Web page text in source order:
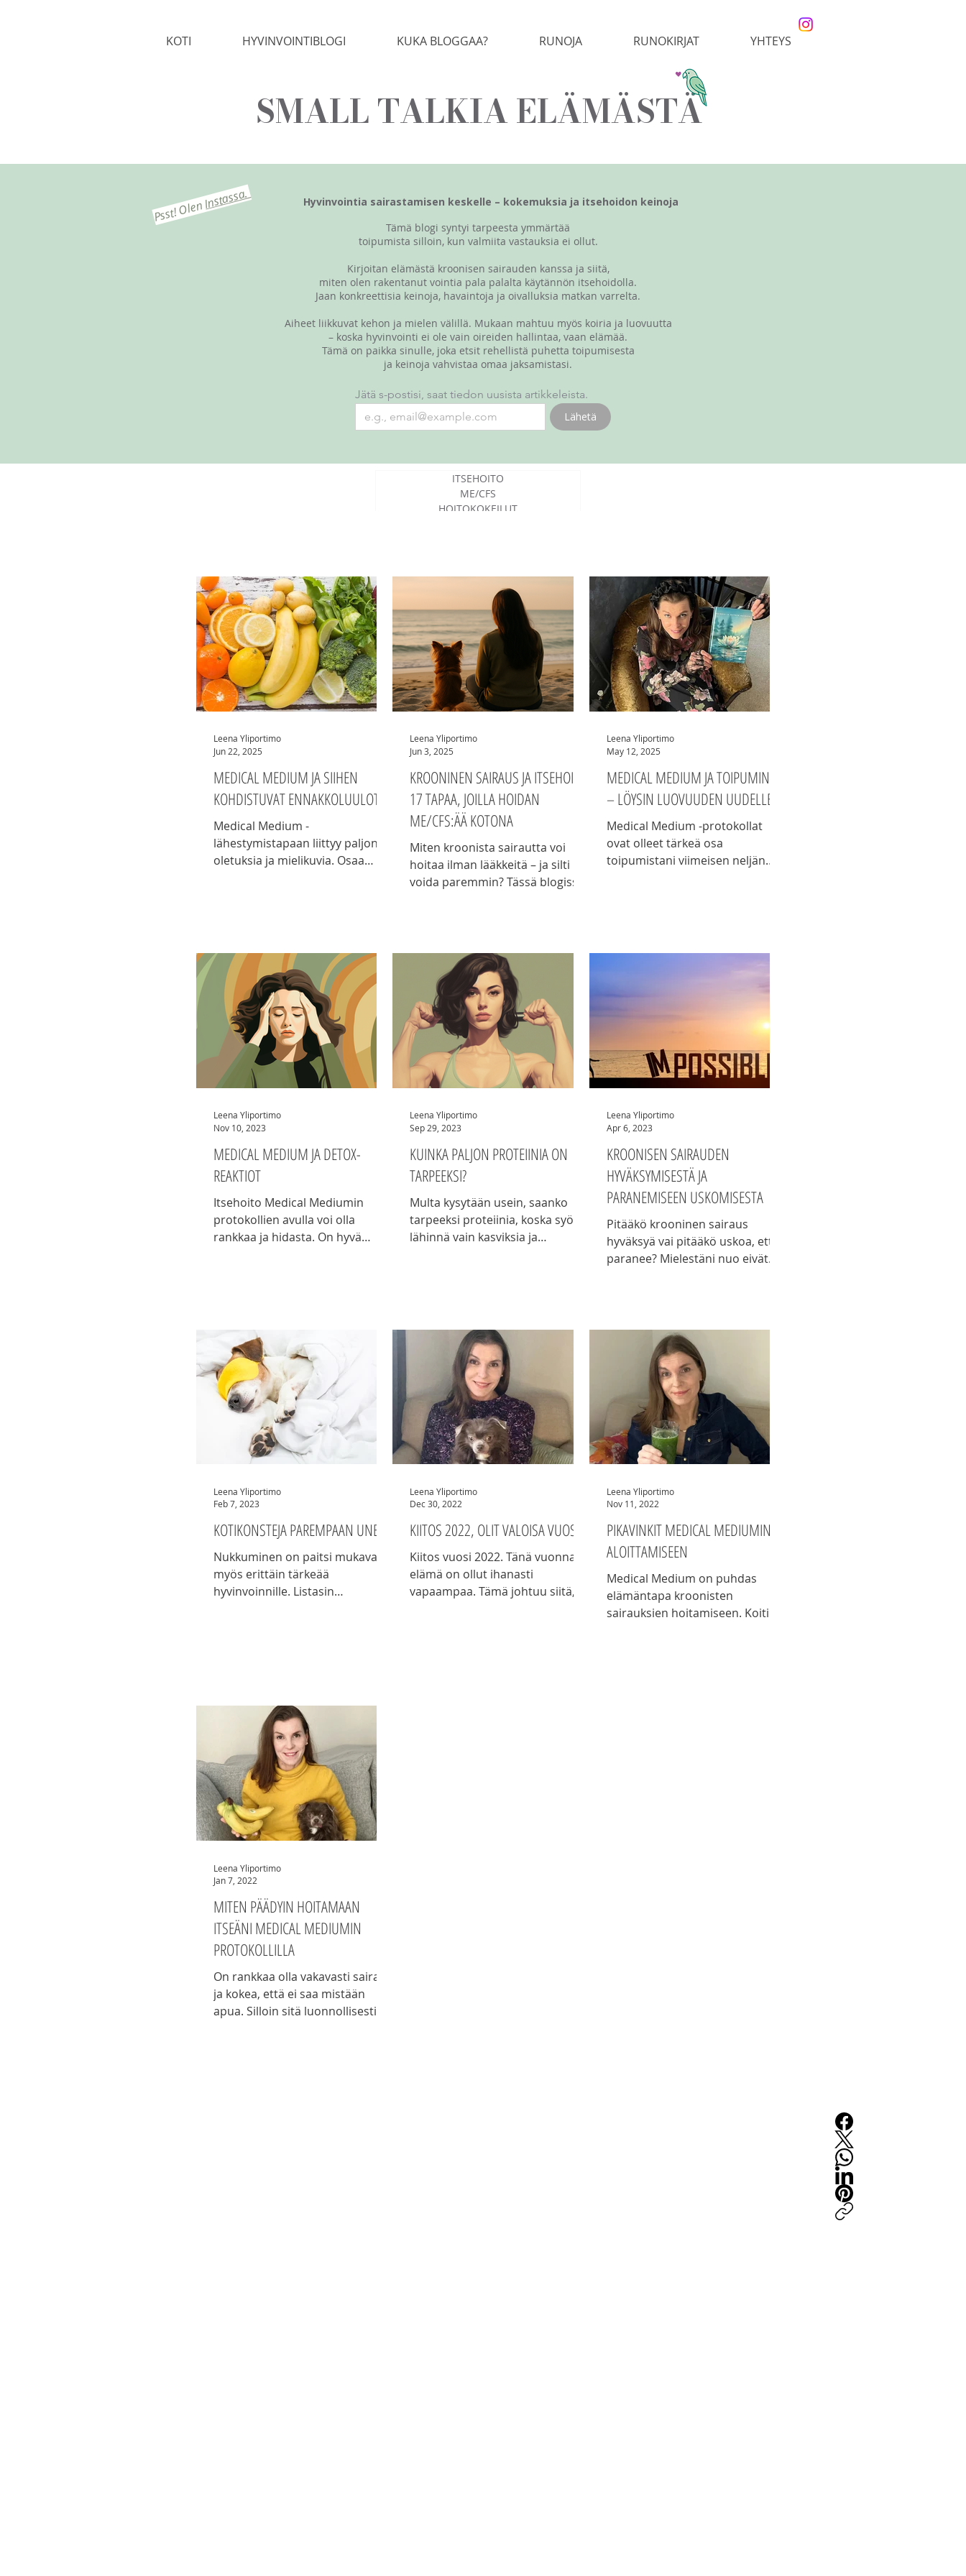
KOTI HYVINVOINTIBLOGI KUKA BLOGGAA? RUNOJA RUNOKIRJAT YHTEYS
SMALL TALKIA ELÄMÄSTÄ
Psst! OlenInstassa.
Tämä blogi syntyi tarpeesta ymmärtää
toipumista silloin, kun valmiita vastauksia ei ollut.
Kirjoitan elämästä kroonisen sairauden kanssa ja siitä,
miten olen rakentanut vointia pala palalta käytännön itsehoidolla.
Jaan konkreettisia keinoja, havaintoja ja oivalluksia matkan varrelta.
Aiheet liikkuvat kehon ja mielen välillä. Mukaan mahtuu myös koiria ja luovuutta
– koska hyvinvointi ei ole vain oireiden hallintaa, vaan elämää.
Tämä on paikka sinulle, joka etsit rehellistä puhetta toipumisesta
ja keinoja vahvistaa omaa jaksamistasi.
Jätä s-postisi, saat tiedon uusista artikkeleista.
Lähetä
Hyvinvointia sairastamisen keskelle – kokemuksia ja itsehoidon keinoja
ITSEHOITO
ME/CFS
HOITOKOKEILUT
MEDICAL MEDIUM JA SIIHEN
KOHDISTUVAT ENNAKKOLUULOT
Medical Medium -
lähestymistapaan liittyy paljon
oletuksia ja mielikuvia. Osaa
Leena Yliportimo
Jun 22, 2025
KROONINEN SAIRAUS JA ITSEHOITO:
17 TAPAA, JOILLA HOIDAN
ME/CFS:ÄÄ KOTONA
Miten kroonista sairautta voi
hoitaa ilman lääkkeitä – ja silti
voida paremmin? Tässä blogissa
yksinkertaisia ja arkisia, mutta
yhdessä ne ovat vieneet vointiani
parempaan suuntaan.
Leena Yliportimo
Jun 3, 2025
MEDICAL MEDIUM JA TOIPUMINEN
– LÖYSIN LUOVUUDEN UUDELLEEN
Medical Medium -protokollat
ovat olleet tärkeä osa
toipumistani viimeisen neljän
koskaan lineaarista – siihen on
helpompia aikoja. Kuitenkin
selvästi eteenpäin on menty, sillä
elämäni on nykyään muutakin
kuin pelkkää selviytymistä
päivästä toiseen. Olen jopa
saanut inspiraationi luomiseen
Leena Yliportimo
May 12, 2025
MEDICAL MEDIUM JA DETOX-
REAKTIOT
Itsehoito Medical Mediumin
protokollien avulla voi olla
rankkaa ja hidasta. On hyvä
Leena Yliportimo
Nov 10, 2023
KUINKA PALJON PROTEIINIA ON
TARPEEKSI?
Multa kysytään usein, saanko
tarpeeksi proteiinia, koska syön
lähinnä vain kasviksia ja
Leena Yliportimo
Sep 29, 2023
KROONISEN SAIRAUDEN
HYVÄKSYMISESTÄ JA
PARANEMISEEN USKOMISESTA
Pitääkö krooninen sairaus
hyväksyä vai pitääkö uskoa, että
paranee? Mielestäni nuo eivät
Leena Yliportimo
Apr 6, 2023
KOTIKONSTEJA PAREMPAAN UNEEN
Nukkuminen on paitsi mukavaa,
myös erittäin tärkeää
hyvinvoinnille. Listasin
Leena Yliportimo
Feb 7, 2023
KIITOS 2022, OLIT VALOISA VUOSI
Kiitos vuosi 2022. Tänä vuonna
elämä on ollut ihanasti
vapaampaa. Tämä johtuu siitä,
Leena Yliportimo
Dec 30, 2022
PIKAVINKIT MEDICAL MEDIUMIN
ALOITTAMISEEN
Medical Medium on puhdas
elämäntapa kroonisten
sairauksien hoitamiseen. Koitin
Leena Yliportimo
Nov 11, 2022
MITEN PÄÄDYIN HOITAMAAN
ITSEÄNI MEDICAL MEDIUMIN
PROTOKOLLILLA
On rankkaa olla vakavasti sairas
ja kokea, että ei saa mistään
apua. Silloin sitä luonnollisesti
Leena Yliportimo
Jan 7, 2022